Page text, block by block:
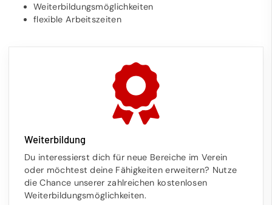
Weiterbildungsmöglichkeiten
flexible Arbeitszeiten
Weiterbildung
Du interessierst dich für neue Bereiche im Verein
oder möchtest deine Fähigkeiten erweitern? Nutze
die Chance unserer zahlreichen kostenlosen
Weiterbildungsmöglichkeiten.